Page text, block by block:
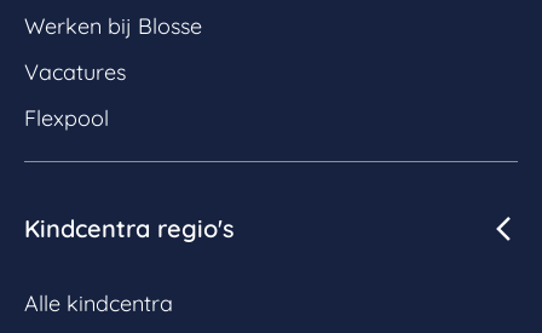
Werken bij Blosse
Vacatures
Flexpool
Kindcentra regio's
Alle kindcentra